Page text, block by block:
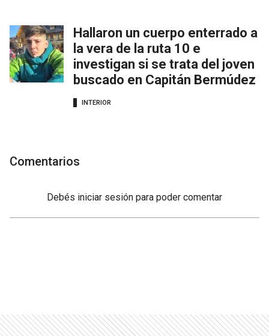
Hallaron un cuerpo enterrado a
la vera de la ruta 10 e
investigan si se trata del joven
buscado en Capitán Bermúdez
INTERIOR
Comentarios
Debés iniciar sesión para poder comentar